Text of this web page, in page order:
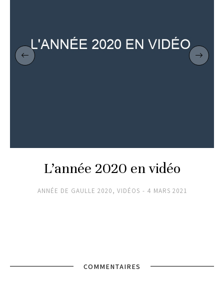
L’année 2020 en vidéo
ANNÉE DE GAULLE 2020, VIDÉOS 4 MARS 2021
COMMENTAIRES